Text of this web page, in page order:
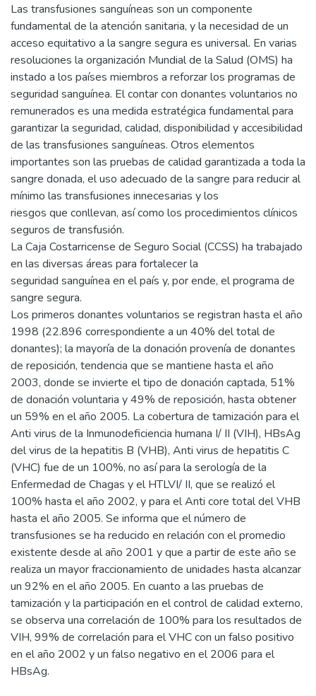
Las transfusiones sanguíneas son un componente
fundamental de la atención sanitaria, y la necesidad de un
acceso equitativo a la sangre segura es universal. En varias
resoluciones la organización Mundial de la Salud (OMS) ha
instado a los países miembros a reforzar los programas de
seguridad sanguínea. El contar con donantes voluntarios no
remunerados es una medida estratégica fundamental para
garantizar la seguridad, calidad, disponibilidad y accesibilidad
de las transfusiones sanguíneas. Otros elementos
importantes son las pruebas de calidad garantizada a toda la
sangre donada, el uso adecuado de la sangre para reducir al
mínimo las transfusiones innecesarias y los
riesgos que conllevan, así como los procedimientos clínicos
seguros de transfusión.
La Caja Costarricense de Seguro Social (CCSS) ha trabajado
en las diversas áreas para fortalecer la
seguridad sanguínea en el país y, por ende, el programa de
sangre segura.
Los primeros donantes voluntarios se registran hasta el año
1998 (22.896 correspondiente a un 40% del total de
donantes); la mayoría de la donación provenía de donantes
de reposición, tendencia que se mantiene hasta el año
2003, donde se invierte el tipo de donación captada, 51%
de donación voluntaria y 49% de reposición, hasta obtener
un 59% en el año 2005. La cobertura de tamización para el
Anti virus de la Inmunodeficiencia humana I/ II (VIH), HBsAg
del virus de la hepatitis B (VHB), Anti virus de hepatitis C
(VHC) fue de un 100%, no así para la serología de la
Enfermedad de Chagas y el HTLVI/ II, que se realizó el
100% hasta el año 2002, y para el Anti core total del VHB
hasta el año 2005. Se informa que el número de
transfusiones se ha reducido en relación con el promedio
existente desde al año 2001 y que a partir de este año se
realiza un mayor fraccionamiento de unidades hasta alcanzar
un 92% en el año 2005. En cuanto a las pruebas de
tamización y la participación en el control de calidad externo,
se observa una correlación de 100% para los resultados de
VIH, 99% de correlación para el VHC con un falso positivo
en el año 2002 y un falso negativo en el 2006 para el
HBsAg.